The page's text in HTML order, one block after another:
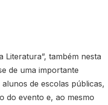
também nesta
de uma importante
de escolas públicas,
do evento e, ao mesmo